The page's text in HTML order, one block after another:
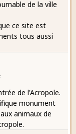
de la ville
ce site est
tous aussi
de l'Acropole.
monument
animaux de